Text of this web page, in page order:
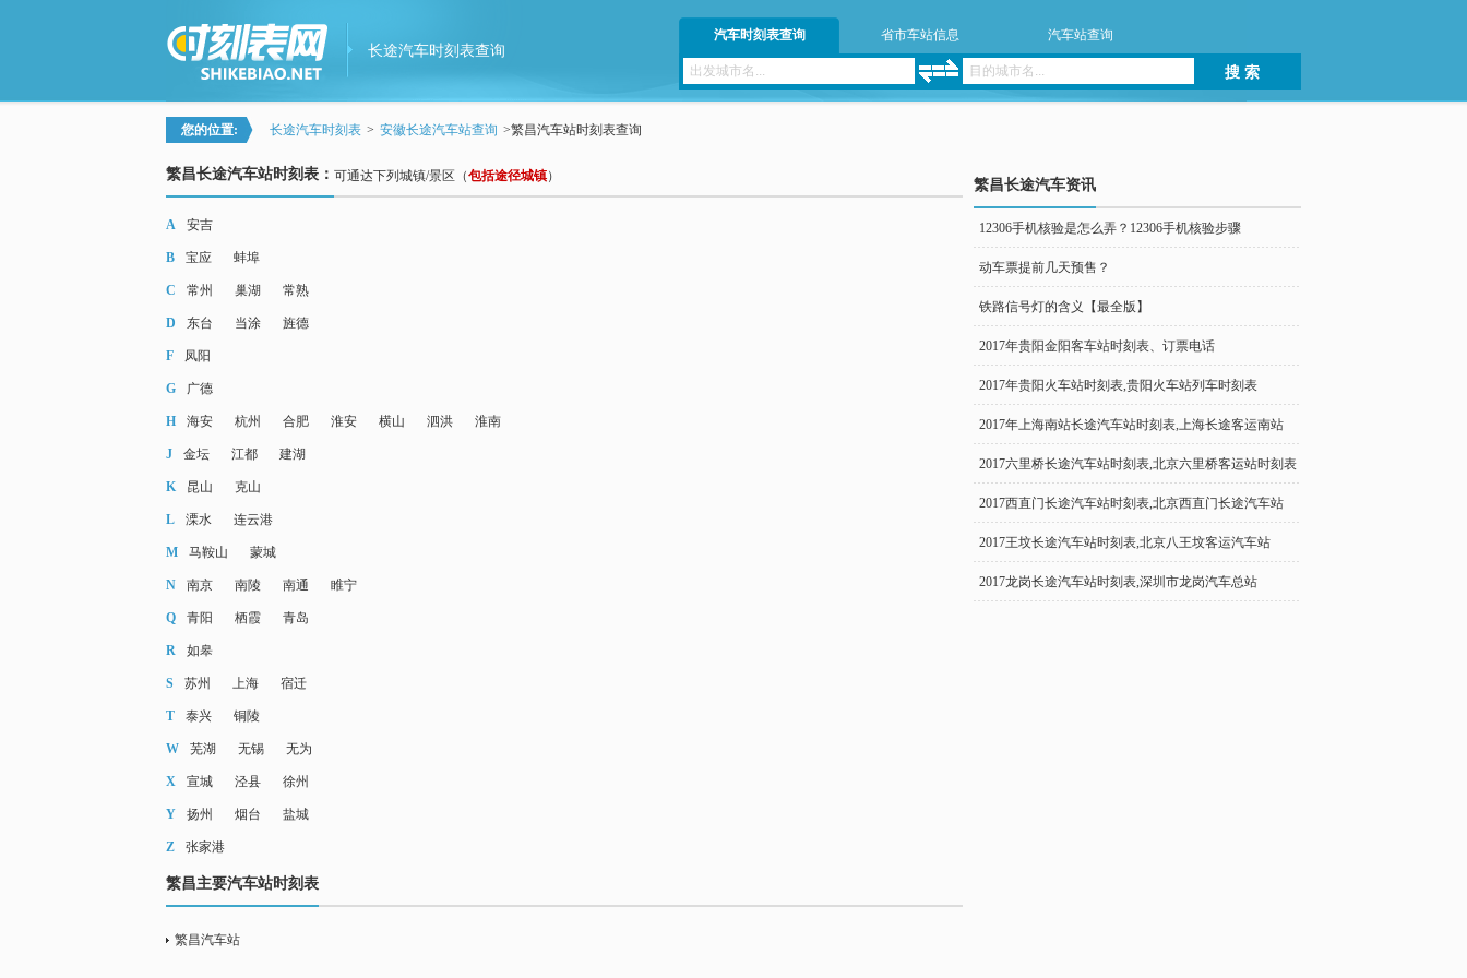
长途汽车时刻表查询
汽车时刻表查询 省市车站信息 汽车站查询
搜 索
您的位置: 长途汽车时刻表 > 安徽长途汽车站查询 >繁昌汽车站时刻表查询
繁昌长途汽车站时刻表： 可通达下列城镇/景区（包括途径城镇）
A 安吉
B 宝应 蚌埠
C 常州 巢湖 常熟
D 东台 当涂 旌德
F 凤阳
G 广德
H 海安 杭州 合肥 淮安 横山 泗洪 淮南
J 金坛 江都 建湖
K 昆山 克山
L 溧水 连云港
M 马鞍山 蒙城
N 南京 南陵 南通 睢宁
Q 青阳 栖霞 青岛
R 如皋
S 苏州 上海 宿迁
T 泰兴 铜陵
W 芜湖 无锡 无为
X 宣城 泾县 徐州
Y 扬州 烟台 盐城
Z 张家港
繁昌主要汽车站时刻表
繁昌汽车站
繁昌长途汽车资讯
12306手机核验是怎么弄？12306手机核验步骤
动车票提前几天预售？
铁路信号灯的含义【最全版】
2017年贵阳金阳客车站时刻表、订票电话
2017年贵阳火车站时刻表,贵阳火车站列车时刻表
2017年上海南站长途汽车站时刻表,上海长途客运南站
2017六里桥长途汽车站时刻表,北京六里桥客运站时刻表
2017西直门长途汽车站时刻表,北京西直门长途汽车站
2017王坟长途汽车站时刻表,北京八王坟客运汽车站
2017龙岗长途汽车站时刻表,深圳市龙岗汽车总站